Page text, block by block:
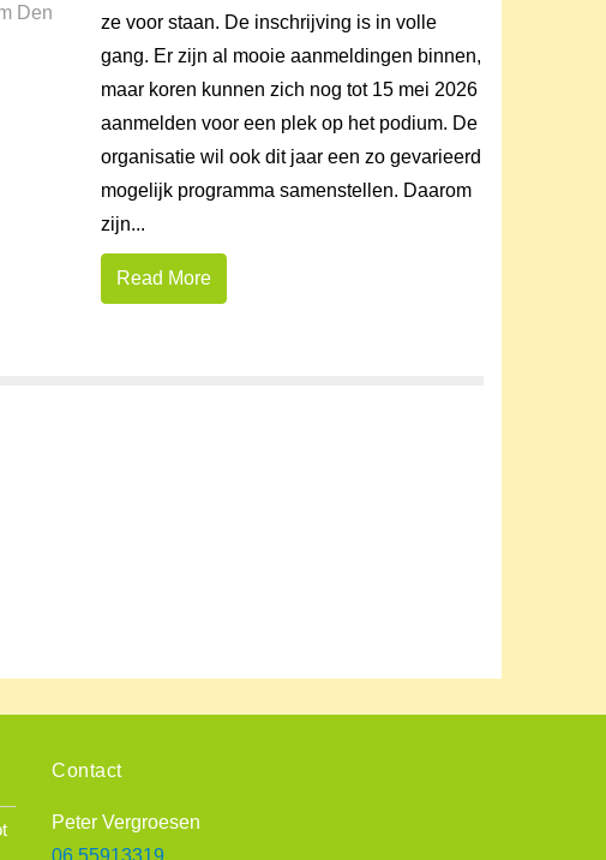
Den
ze voor staan. De inschrijving is in volle
gang. Er zijn al mooie aanmeldingen binnen,
maar koren kunnen zich nog tot 15 mei 2026
aanmelden voor een plek op het podium. De
organisatie wil ook dit jaar een zo gevarieerd
mogelijk programma samenstellen. Daarom
zijn...
Read More
Contact
Peter Vergroesen
06 55913319